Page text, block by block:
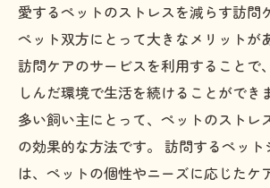
愛するペットのストレスを減らす訪問
ペット双方にとって大きなメリットが
訪問ケアのサービスを利用することで
しんだ環境で生活を続けることができ
多い飼い主にとって、ペットのストレ
の効果的な方法です。 訪問するペッ
は、ペットの個性やニーズに応じたケ